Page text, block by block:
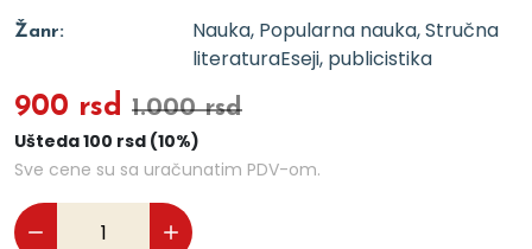
Žanr:
Nauka, Popularna nauka, Stručna
literaturaEseji, publicistika
900 rsd 1.000 rsd
Ušteda 100 rsd (10%)
Sve cene su sa uračunatim PDV-om.